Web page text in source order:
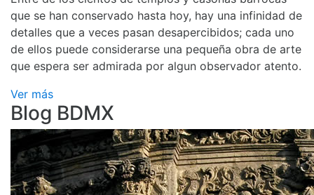
que se han conservado hasta hoy, hay una infinidad de
detalles que a veces pasan desapercibidos; cada uno
de ellos puede considerarse una pequeña obra de arte
que espera ser admirada por algun observador atento.
Ver más
Blog BDMX